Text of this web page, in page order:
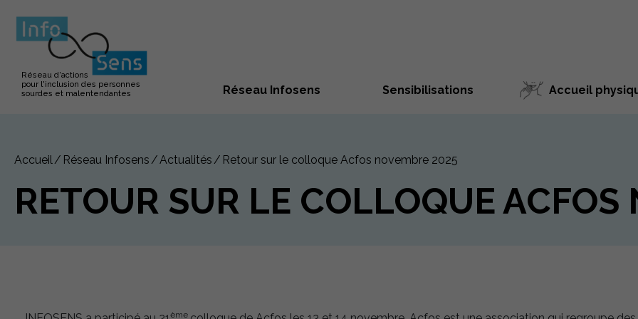
Réseau d'actions
pour l'inclusion des personnes
sourdes et malentendantes
Réseau Infosens Sensibilisations Accueil
Accueil Réseau Infosens Actualités Retour sur le colloque Acfos novembre 2025
RETOUR SUR LE COLLOQUE
ème